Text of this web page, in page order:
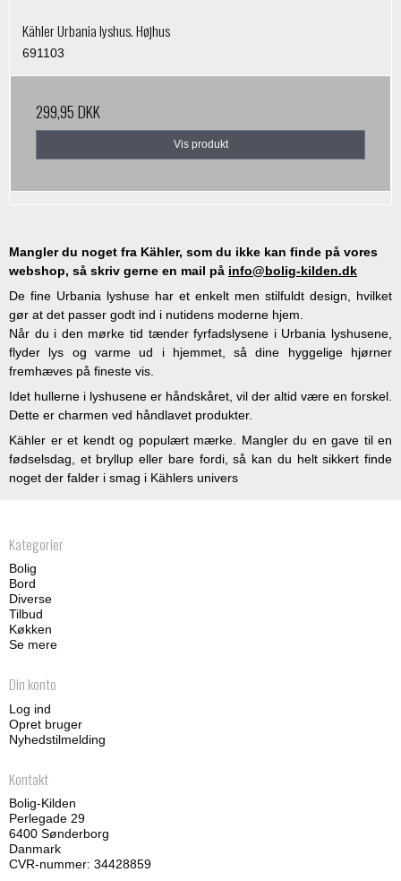
Kähler Urbania lyshus. Højhus
691103
299,95 DKK
Vis produkt
Mangler du noget fra Kähler, som du ikke kan finde på vores
webshop, så skriv gerne en mail på info@bolig-kilden.dk
De fine Urbania lyshuse har et enkelt men stilfuldt design, hvilket
gør at det passer godt ind i nutidens moderne hjem.
Når du i den mørke tid tænder fyrfadslysene i Urbania lyshusene,
flyder lys og varme ud i hjemmet, så dine hyggelige hjørner
fremhæves på fineste vis.
Idet hullerne i lyshusene er håndskåret, vil der altid være en forskel.
Dette er charmen ved håndlavet produkter.
Kähler er et kendt og populært mærke. Mangler du en gave til en
fødselsdag, et bryllup eller bare fordi, så kan du helt sikkert finde
noget der falder i smag i Kählers univers
Kategorier
Bolig
Bord
Diverse
Tilbud
Køkken
Se mere
Din konto
Log ind
Opret bruger
Nyhedstilmelding
Kontakt
Bolig-Kilden
Perlegade 29
6400 Sønderborg
Danmark
CVR-nummer: 34428859